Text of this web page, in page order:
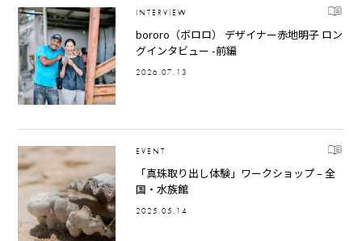
INTERVIEW
bororo（ボロロ） デザイナー赤地明子 ロン
グインタビュー -前編
2026.07.13
EVENT
「真珠取り出し体験」ワークショップ – 全
国・水族館
2025.05.14